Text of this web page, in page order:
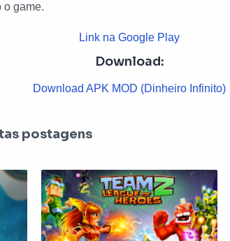
o game.
Link na Google Play
Download:
Download APK MOD (Dinheiro Infinito)
postagens